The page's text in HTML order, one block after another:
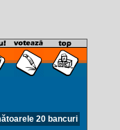
20 bancuri